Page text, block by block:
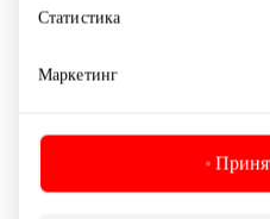
Статистика
Маркетинг
Обувь и галантерея